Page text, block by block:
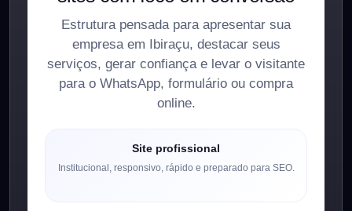
Estrutura pensada para apresentar sua
empresa em Ibiraçu, destacar seus
serviços, gerar confiança e levar o visitante
para o WhatsApp, formulário ou compra
online.
Site profissional
Institucional, responsivo, rápido e preparado para SEO.